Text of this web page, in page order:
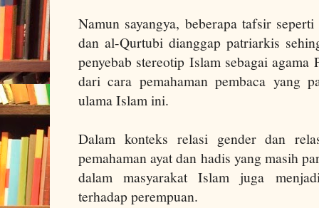
Namun sayangya, beberapa tafsir
dan al-Qurtubi dianggap patriarkis
penyebab stereotip Islam sebagai
dari cara pemahaman pembaca yang
ulama Islam ini.
Dalam konteks relasi gender dan
pemahaman ayat dan hadis yang masih
dalam masyarakat Islam juga
terhadap perempuan.